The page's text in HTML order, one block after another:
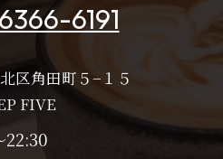
6191
区角田町５−１５
FIVE
22:30